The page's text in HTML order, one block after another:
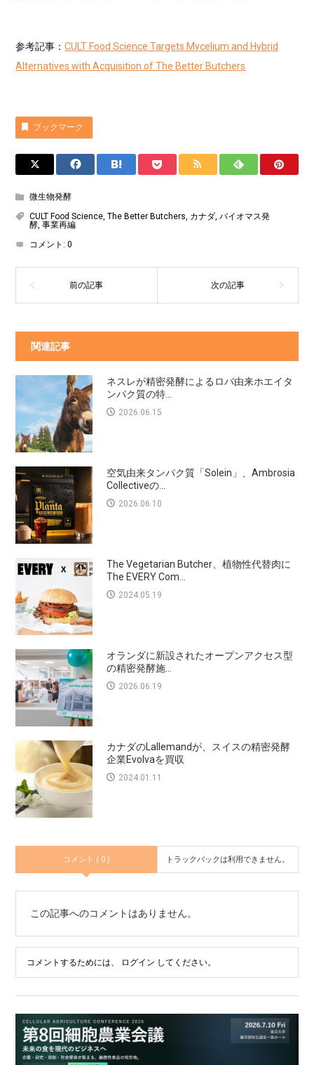
参考記事：CULT Food Science Targets Mycelium and Hybrid
Alternatives with Acquisition of The Better Butchers
ブックマーク
微生物発酵
CULT Food Science,The Better Butchers, カナダ,バイオマス発
酵,事業再編
コメント:0
関連記事
ネスレが精密発酵によるロバ由来ホエイタ
ンパク質の特...
2026.06.15
空気由来タンパク質「Solein」、Ambrosia
Collectiveの...
2026.06.10
The Vegetarian Butcher、植物性代替肉に
The EVERY Com...
2024.05.19
オランダに新設されたオープンアクセス型
の精密発酵施...
2026.06.19
カナダのLallemandが、スイスの精密発酵
企業Evolvaを買収
2024.01.11
コメント ( 0 ) トラックバックは利用できません。
この記事へのコメントはありません。
コメントするためには、 ログイン してください。